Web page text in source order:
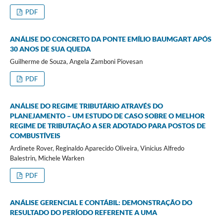
PDF
ANÁLISE DO CONCRETO DA PONTE EMÍLIO BAUMGART APÓS
30 ANOS DE SUA QUEDA
Guilherme de Souza, Angela Zamboni Piovesan
PDF
ANÁLISE DO REGIME TRIBUTÁRIO ATRAVÉS DO
PLANEJAMENTO – UM ESTUDO DE CASO SOBRE O MELHOR
REGIME DE TRIBUTAÇÃO A SER ADOTADO PARA POSTOS DE
COMBUSTÍVEIS
Ardinete Rover, Reginaldo Aparecido Oliveira, Vinicius Alfredo
Balestrin, Michele Warken
PDF
ANÁLISE GERENCIAL E CONTÁBIL: DEMONSTRAÇÃO DO
RESULTADO DO PERÍODO REFERENTE A UMA